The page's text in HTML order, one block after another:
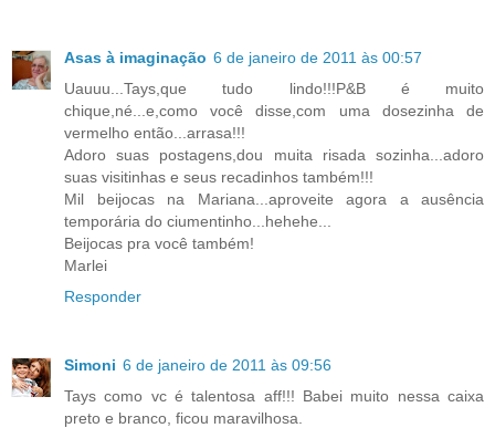
Asas à imaginação 6 de janeiro de 2011 às 00:57
Uauuu...Tays,que tudo lindo!!!P&B é muito
chique,né...e,como você disse,com uma dosezinha de
vermelho então...arrasa!!!
Adoro suas postagens,dou muita risada sozinha...adoro
suas visitinhas e seus recadinhos também!!!
Mil beijocas na Mariana...aproveite agora a ausência
temporária do ciumentinho...hehehe...
Beijocas pra você também!
Marlei
Responder
Simoni 6 de janeiro de 2011 às 09:56
Tays como vc é talentosa aff!!! Babei muito nessa caixa
preto e branco, ficou maravilhosa.